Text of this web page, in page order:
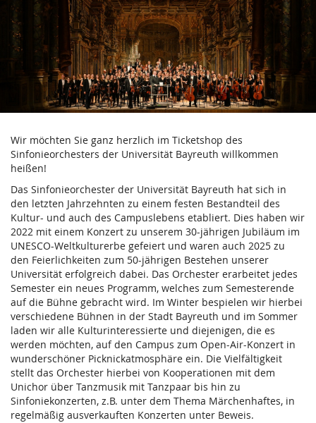
Zum
Haupt-
Inhalt
springen
Verein
der
Freunde
und
Förderer
des
Sinfonieorchesters
der
Universität
Bayreuth
e.V.
Wir möchten Sie ganz herzlich im Ticketshop des
Sinfonieorchesters der Universität Bayreuth willkommen
heißen!
Das Sinfonieorchester der Universität Bayreuth hat sich in
den letzten Jahrzehnten zu einem festen Bestandteil des
Kultur- und auch des Campuslebens etabliert. Dies haben wir
2022 mit einem Konzert zu unserem 30-jährigen Jubiläum im
UNESCO-Weltkulturerbe gefeiert und waren auch 2025 zu
den Feierlichkeiten zum 50-jährigen Bestehen unserer
Universität erfolgreich dabei. Das Orchester erarbeitet jedes
Semester ein neues Programm, welches zum Semesterende
auf die Bühne gebracht wird. Im Winter bespielen wir hierbei
verschiedene Bühnen in der Stadt Bayreuth und im Sommer
laden wir alle Kulturinteressierte und diejenigen, die es
werden möchten, auf den Campus zum Open-Air-Konzert in
wunderschöner Picknickatmosphäre ein. Die Vielfältigkeit
stellt das Orchester hierbei von Kooperationen mit dem
Unichor über Tanzmusik mit Tanzpaar bis hin zu
Sinfoniekonzerten, z.B. unter dem Thema Märchenhaftes, in
regelmäßig ausverkauften Konzerten unter Beweis.